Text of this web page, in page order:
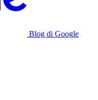
Blog di Google